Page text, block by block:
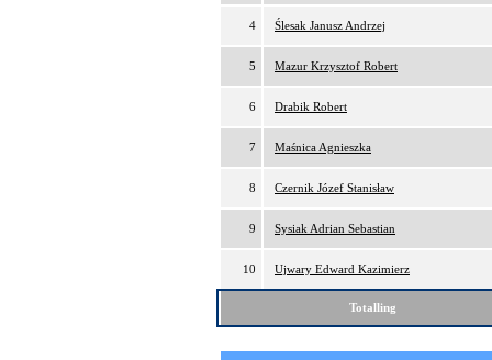
4 Ślesak Janusz Andrzej
5 Mazur Krzysztof Robert
6 Drabik Robert
7 Maśnica Agnieszka
8 Czernik Józef Stanisław
9 Sysiak Adrian Sebastian
10 Ujwary Edward Kazimierz
Totalling